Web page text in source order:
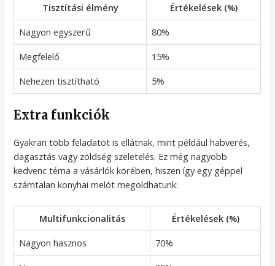
Tisztítási élmény
Értékelések (%)
Nagyon egyszerű
80%
Megfelelő
15%
Nehezen tisztítható
5%
Extra funkciók
Gyakran több feladatot is ellátnak, mint például habverés,
dagasztás vagy zöldség szeletelés. Ez még nagyobb
kedvenc téma a vásárlók körében, hiszen így egy géppel
számtalan konyhai melót megoldhatunk:
Multifunkcionalitás
Értékelések (%)
Nagyon hasznos
70%